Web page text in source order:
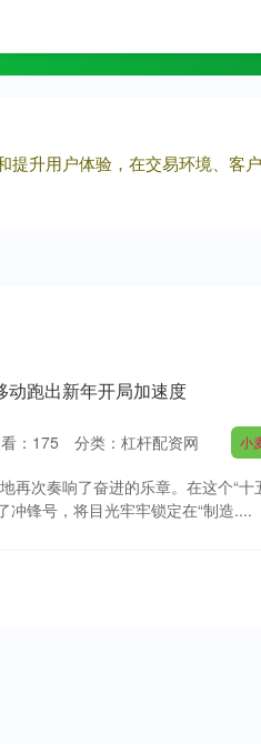
升用户体验，在交易环境、
动跑出新年开局加速度
： 175 分类： 杠杆配资网 小
再次奏响了奋进的乐章。在这个“十
冲锋号，将目光牢牢锁定在“制造....